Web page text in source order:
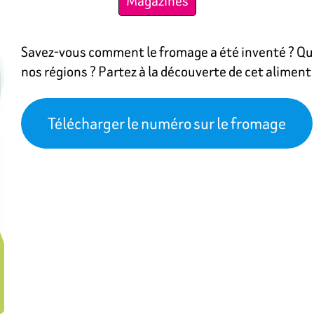
Savez-vous comment le fromage a été inventé ?
nos régions ? Partez à la découverte de cet
Télécharger le numéro sur le fromage